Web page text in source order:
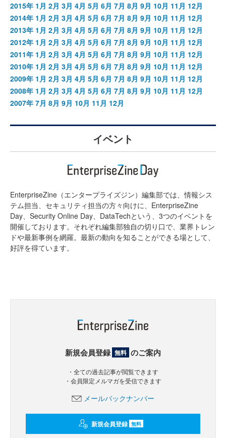
2015年 1月 2月 3月 4月 5月 6月 7月 8月 9月 10月 11月 12月
2014年 1月 2月 3月 4月 5月 6月 7月 8月 9月 10月 11月 12月
2013年 1月 2月 3月 4月 5月 6月 7月 8月 9月 10月 11月 12月
2012年 1月 2月 3月 4月 5月 6月 7月 8月 9月 10月 11月 12月
2011年 1月 2月 3月 4月 5月 6月 7月 8月 9月 10月 11月 12月
2010年 1月 2月 3月 4月 5月 6月 7月 8月 9月 10月 11月 12月
2009年 1月 2月 3月 4月 5月 6月 7月 8月 9月 10月 11月 12月
2008年 1月 2月 3月 4月 5月 6月 7月 8月 9月 10月 11月 12月
2007年 7月 8月 9月 10月 11月 12月
イベント
EnterpriseZine（エンタープライズジン）編集部では、情報シス
テム担当、セキュリティ担当の方々向けに、EnterpriseZine
Day、Security Online Day、DataTechという、3つのイベントを
開催しております。それぞれ編集部独自の切り口で、業界トレン
ドや最新事例を網羅。最新の動向を知ることができる場として、
好評を得ています。
新規会員登録 無料 のご案内
・全ての過去記事が閲覧できます
・会員限定メルマガを受信できます
メールバックナンバー
新規会員登録 無料